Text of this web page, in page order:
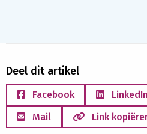
Deel dit artikel
Facebook LinkedIn
Mail
Link